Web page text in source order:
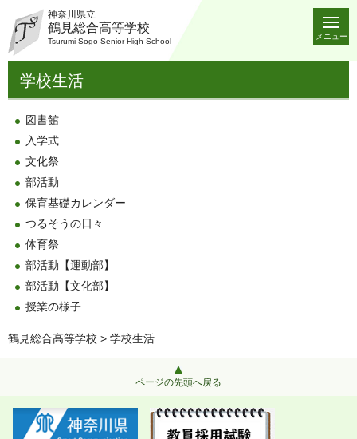
神奈川県立
鶴見総合高等学校
Tsurumi-Sogo Senior High School
メニュー
学校生活
図書館
入学式
文化祭
部活動
保育基礎カレンダー
つるそうの日々
体育祭
部活動【運動部】
部活動【文化部】
授業の様子
鶴見総合高等学校 > 学校生活
ページの先頭へ戻る